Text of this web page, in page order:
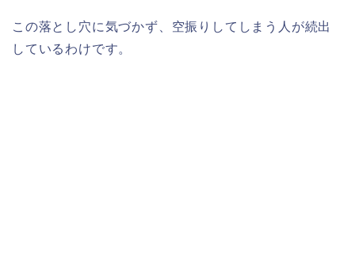
この落とし穴に気づかず、空振りしてしまう人が続出
しているわけです。